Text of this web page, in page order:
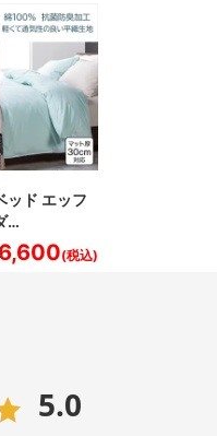
ッド エッフ
…
5.0